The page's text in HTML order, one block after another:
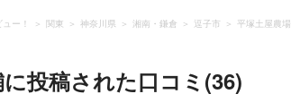
ー！ 関東 神奈川県 湘南・鎌倉 逗子市 平塚土屋農場
に投稿された口コミ(36)